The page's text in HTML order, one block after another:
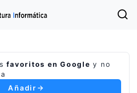
favoritos en Google y no
Añadir